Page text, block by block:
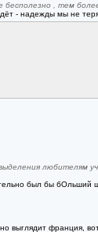
, тем
- надежды мы не
любителям
был бы бОльший
выглядит франция,